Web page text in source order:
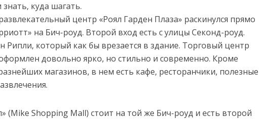
куда шагать.
центр «Роял Гарден Плаза» раскинулся прямо
на Бич-роуд. Второй вход есть с улицы Секонд-роуд.
Рипли, который как бы врезается в здание. Торговый центр
довольно ярко, но стильно и современно. Кроме
магазинов, в нем есть кафе, ресторанчики, полезные
Shopping Mall) стоит на той же Бич-роуд и есть второй